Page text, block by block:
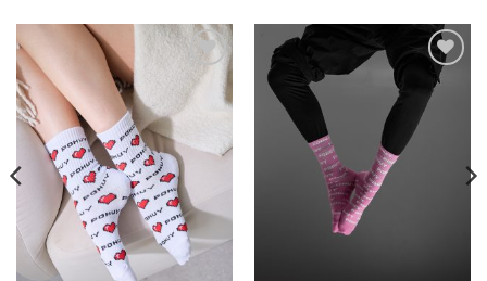
Додати
списку
Додати
до
списку
бажань